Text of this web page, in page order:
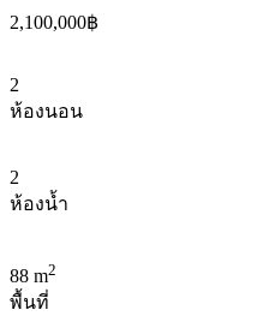
2,100,000฿
2
ห้องนอน
2
ห้องน้ำ
88 m2
พื้นที่